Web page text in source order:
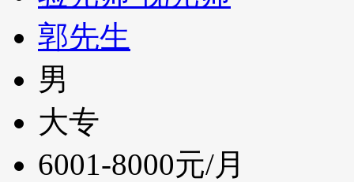
郭先生
男
大专
6001-8000元/月